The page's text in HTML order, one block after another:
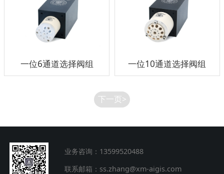
一位6通道选择阀组 一位10通道选择阀组
下一页>
业务咨询：13599520488
联系邮箱：ss.zhang@xm-aigis.com